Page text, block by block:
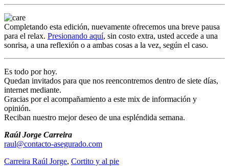
Completando esta edición, nuevamente ofrecemos una breve pausa
para el relax. Presionando aquí, sin costo extra, usted accede a una
sonrisa, a una reflexión o a ambas cosas a la vez, según el caso.
Es todo por hoy.
Quedan invitados para que nos reencontremos dentro de siete días,
internet mediante.
Gracias por el acompañamiento a este mix de información y
opinión.
Reciban nuestro mejor deseo de una espléndida semana.
Raúl Jorge Carreira
raul@contacto-asegurado.com
Carreira Raúl Jorge, Cortito y al pie